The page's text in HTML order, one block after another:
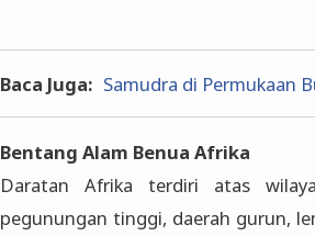
Baca Juga: Samudra di Permukaan
Bentang Alam Benua Afrika
Daratan Afrika terdiri atas
pegunungan tinggi, daerah gurun,